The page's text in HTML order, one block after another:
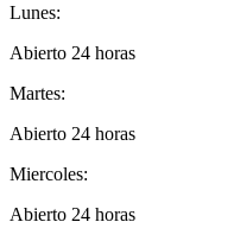
Lunes:
Abierto 24 horas
Martes:
Abierto 24 horas
Miercoles:
Abierto 24 horas